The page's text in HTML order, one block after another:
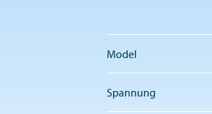
Model
Spannung